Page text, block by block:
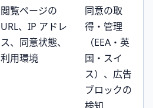
閲覧ページの
URL、IP アドレ
ス、同意状態、
利用環境
同意の取
得・管理
（EEA・英
国・スイ
ス）、広告
ブロックの